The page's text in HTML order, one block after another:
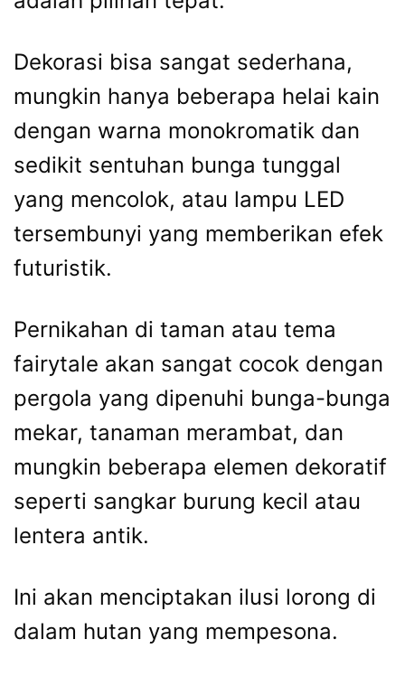
Dekorasi bisa sangat sederhana,
mungkin hanya beberapa helai kain
dengan warna monokromatik dan
sedikit sentuhan bunga tunggal
yang mencolok, atau lampu LED
tersembunyi yang memberikan efek
futuristik.
Pernikahan di taman atau tema
fairytale akan sangat cocok dengan
pergola yang dipenuhi bunga-bunga
mekar, tanaman merambat, dan
mungkin beberapa elemen dekoratif
seperti sangkar burung kecil atau
lentera antik.
Ini akan menciptakan ilusi lorong di
dalam hutan yang mempesona.